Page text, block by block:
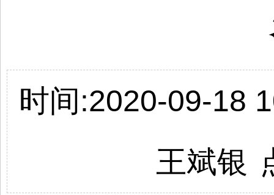
时间:2020-09-18
王斌银